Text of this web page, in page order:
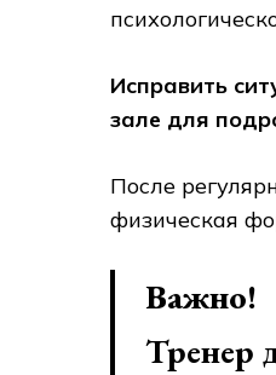
Исправить
зале для
После
физическая
Важно!
Тренер